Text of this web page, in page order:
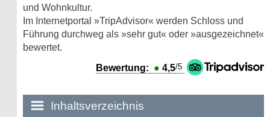
und Wohnkultur.
Im Internetportal »TripAdvisor« werden Schloss und
Führung durchweg als »sehr gut« oder »ausgezeichnet«
bewertet.
Bewertung: ● 4,5/5
Inhaltsverzeichnis